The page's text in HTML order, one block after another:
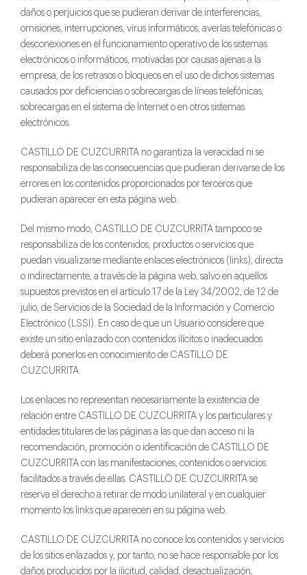
daños o perjuicios que se pudieran derivar de interferencias,
omisiones, interrupciones, virus informáticos, averías telefónicas o
desconexiones en el funcionamiento operativo de los sistemas
electrónicos o informáticos, motivadas por causas ajenas a la
empresa, de los retrasos o bloqueos en el uso de dichos sistemas
causados por deficiencias o sobrecargas de líneas telefónicas,
sobrecargas en el sistema de Internet o en otros sistemas
electrónicos.
CASTILLO DE CUZCURRITA no garantiza la veracidad ni se
responsabiliza de las consecuencias que pudieran derivarse de los
errores en los contenidos proporcionados por terceros que
pudieran aparecer en esta página web.
Del mismo modo, CASTILLO DE CUZCURRITA tampoco se
responsabiliza de los contenidos, productos o servicios que
puedan visualizarse mediante enlaces electrónicos (links), directa
o indirectamente, a través de la página web, salvo en aquellos
supuestos previstos en el artículo 17 de la Ley 34/2002, de 12 de
julio, de Servicios de la Sociedad de la Información y Comercio
Electrónico (LSSI). En caso de que un Usuario considere que
existe un sitio enlazado con contenidos ilícitos o inadecuados
deberá ponerlos en conocimiento de CASTILLO DE
CUZCURRITA.
Los enlaces no representan necesariamente la existencia de
relación entre CASTILLO DE CUZCURRITA y los particulares y
entidades titulares de las páginas a las que dan acceso ni la
recomendación, promoción o identificación de CASTILLO DE
CUZCURRITA con las manifestaciones, contenidos o servicios
facilitados a través de ellas. CASTILLO DE CUZCURRITA se
reserva el derecho a retirar de modo unilateral y en cualquier
momento los links que aparecen en su página web.
CASTILLO DE CUZCURRITA no conoce los contenidos y servicios
de los sitios enlazados y, por tanto, no se hace responsable por los
daños producidos por la ilicitud, calidad, desactualización,